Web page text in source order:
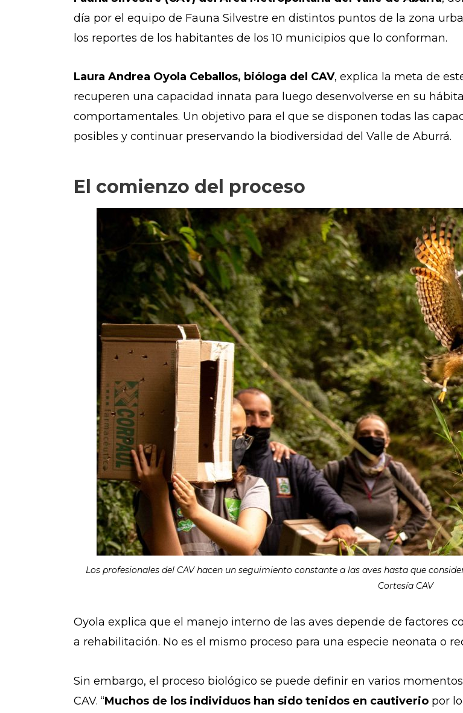
día por el equipo de Fauna Silvestre en distintos puntos de la zona
los reportes de los habitantes de los 10 municipios que lo conforman.
Laura Andrea Oyola Ceballos, bióloga del CAV, explica la meta de
recuperen una capacidad innata para luego desenvolverse en su
comportamentales. Un objetivo para el que se disponen todas las
posibles y continuar preservando la biodiversidad del Valle de Aburrá.
El comienzo del proceso
Los profesionales del CAV hacen un seguimiento constante a las aves hasta que
Cortesía CAV
Oyola explica que el manejo interno de las aves depende de factores
a rehabilitación. No es el mismo proceso para una especie neonata o
Sin embargo, el proceso biológico se puede definir en varios
CAV. “Muchos de los individuos han sido tenidos en cautiverio por